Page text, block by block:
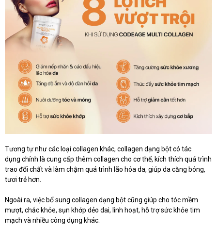
Tương tự như các loại collagen khác, collagen dạng bột có tác
dụng chính là cung cấp thêm collagen cho cơ thể, kích thích quá trình
trao đổi chất và làm chậm quá trình lão hóa da, giúp da căng bóng,
tươi trẻ hơn.
Ngoài ra, việc bổ sung collagen dạng bột cũng giúp cho tóc mềm
mượt, chắc khỏe, sụn khớp dẻo dai, linh hoạt, hỗ trợ sức khỏe tim
mạch và nhiều công dụng khác.